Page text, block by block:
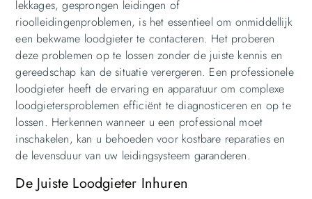
lekkages, gesprongen leidingen of
rioolleidingenproblemen, is het essentieel om onmiddellijk
een bekwame loodgieter te contacteren. Het proberen
deze problemen op te lossen zonder de juiste kennis en
gereedschap kan de situatie verergeren. Een professionele
loodgieter heeft de ervaring en apparatuur om complexe
loodgietersproblemen efficiënt te diagnosticeren en op te
lossen. Herkennen wanneer u een professional moet
inschakelen, kan u behoeden voor kostbare reparaties en
de levensduur van uw leidingsysteem garanderen.
De Juiste Loodgieter Inhuren